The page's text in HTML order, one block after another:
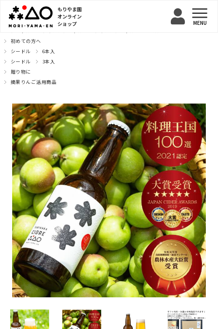
もりやま園
オンライン
ショップ
TOP
初めての方へ
シードル
6本入
シードル
3本入
贈り物に
摘果りんご活用商品